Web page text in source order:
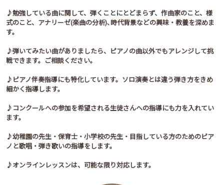
♪勉強している曲に関して、弾くことにとどまらず、作曲家のこと、様
式のこと、アナリーゼ(楽曲の分析)､時代背景などの興味・教養を深めま
す。
♪弾いてみたい曲がありましたら、ピアノの曲以外でもアレンジして挑
戦できます。ご相談ください。
♪ピアノ伴奏指導にも特化しています。ソロ演奏とは違う弾き方をきめ
細かく指導します。
♪コンクールへの参加を希望される生徒さんへの指導にも力を入れてい
ます。
♪幼稚園の先生・保育士・小学校の先生・目指している方のためのピア
ノと歌唱・弾き歌いの指導をします。
♪オンラインレッスンは、可能な限り対応します。